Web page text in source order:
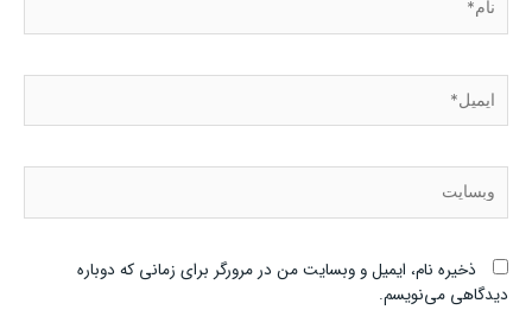
ذخیره نام، ایمیل و وبسایت من در مرورگر برای زمانی که دوباره
دیدگاهی می‌نویسم.